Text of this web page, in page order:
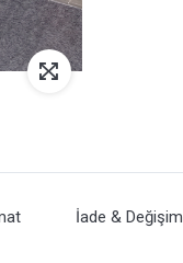
İade & Değişim